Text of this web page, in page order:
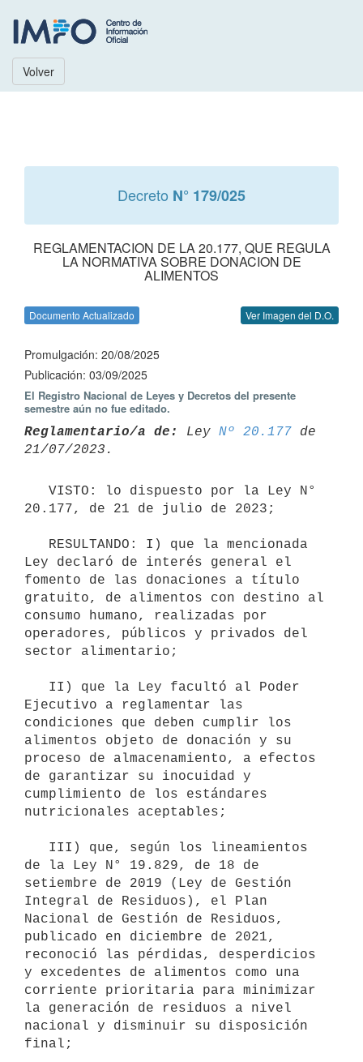
Volver
Decreto N° 179/025
REGLAMENTACION DE LA 20.177, QUE REGULA
LA NORMATIVA SOBRE DONACION DE
ALIMENTOS
Documento Actualizado Ver Imagen del D.O.
Promulgación: 20/08/2025
Publicación: 03/09/2025
El Registro Nacional de Leyes y Decretos del presente
semestre aún no fue editado.
Reglamentario/a de: Ley Nº 20.177 de
20.177, de 21 de julio de 2023;
Ley declaró de interés general el
fomento de las donaciones a título
gratuito, de alimentos con destino al
consumo humano, realizadas por
operadores, públicos y privados del
sector alimentario;
Ejecutivo a reglamentar las
condiciones que deben cumplir los
alimentos objeto de donación y su
proceso de almacenamiento, a efectos
de garantizar su inocuidad y
cumplimiento de los estándares
nutricionales aceptables;
de la Ley N° 19.829, de 18 de
setiembre de 2019 (Ley de Gestión
Integral de Residuos), el Plan
Nacional de Gestión de Residuos,
publicado en diciembre de 2021,
reconoció las pérdidas, desperdicios
y excedentes de alimentos como una
corriente prioritaria para minimizar
la generación de residuos a nivel
nacional y disminuir su disposición
final;